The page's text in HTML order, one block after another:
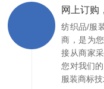
网上订购
纺织品/服
商，是为
接从商家
您对我们
服装商标